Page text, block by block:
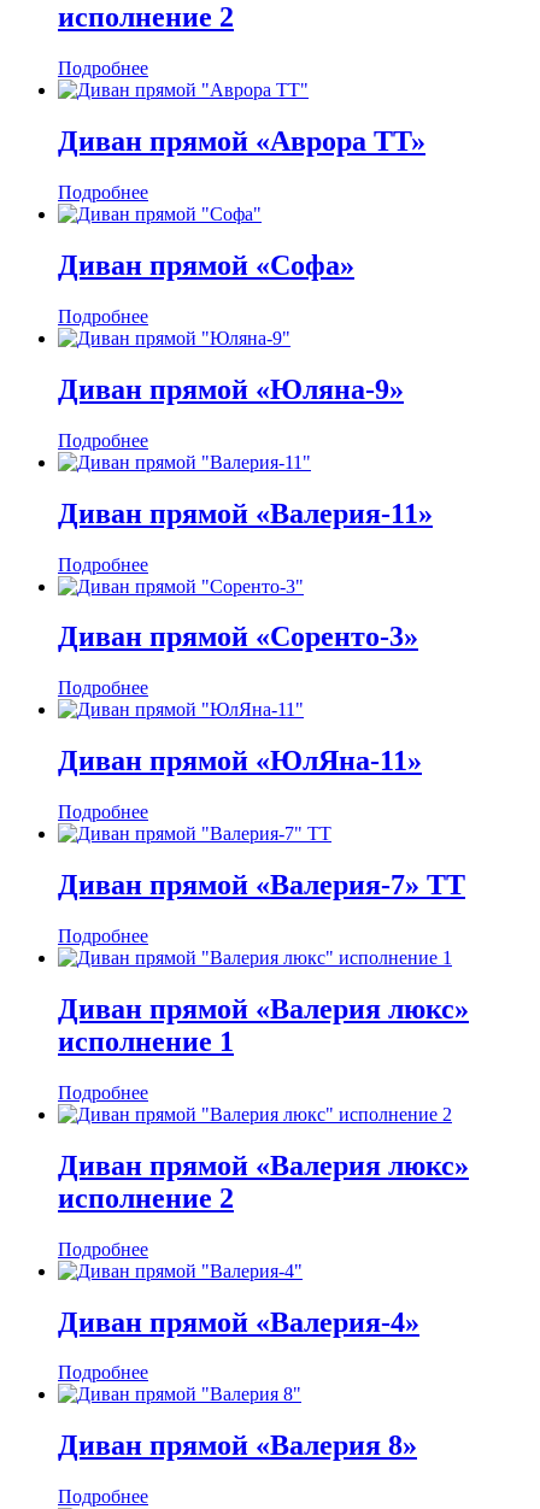
исполнение 2
Подробнее
Диван прямой «Аврора ТТ»
Подробнее
Диван прямой «Софа»
Подробнее
Диван прямой «Юляна-9»
Подробнее
Диван прямой «Валерия-11»
Подробнее
Диван прямой «Соренто-3»
Подробнее
Диван прямой «ЮлЯна-11»
Подробнее
Диван прямой «Валерия-7» ТТ
Подробнее
Диван прямой «Валерия люкс»
исполнение 1
Подробнее
Диван прямой «Валерия люкс»
исполнение 2
Подробнее
Диван прямой «Валерия-4»
Подробнее
Диван прямой «Валерия 8»
Подробнее